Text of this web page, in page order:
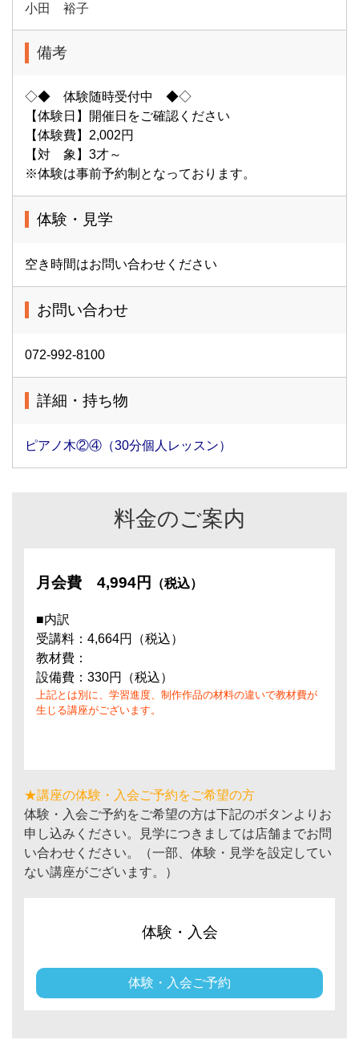
小田 裕子
備考
◇◆ 体験随時受付中 ◆◇
【体験日】開催日をご確認ください
【体験費】2,002円
【対 象】3才～
※体験は事前予約制となっております。
体験・見学
空き時間はお問い合わせください
お問い合わせ
072-992-8100
詳細・持ち物
ピアノ木②④（30分個人レッスン）
料金のご案内
月会費 4,994円 （税込）
■内訳
受講料：4,664円（税込）
教材費：
設備費：330円（税込）
上記とは別に、学習進度、制作作品の材料の違いで教材費が
生じる講座がございます。
★講座の体験・入会ご予約をご希望の方
体験・入会ご予約をご希望の方は下記のボタンよりお
申し込みください。見学につきましては店舗までお問
い合わせください。（一部、体験・見学を設定してい
ない講座がございます。）
体験・入会
体験・入会ご予約